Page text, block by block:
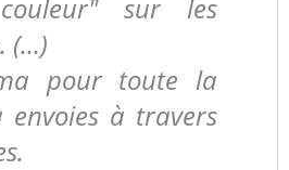
sur les
(...)
pour toute la
à travers